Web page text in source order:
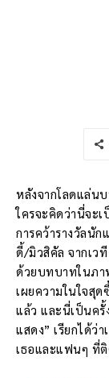
หลังจากโลดแล่น
ใครจะคิดว่านี่จะ
การคว้ารางวัลนั
ดี้/มิวสิคัล จากเว
ด้วยบทบาทในภา
เผยความในใจสุ
แล้ว และนี่เป็นครั้
แสดง” เรียกได้ว่
เธอและแฟนๆ ที่ติ